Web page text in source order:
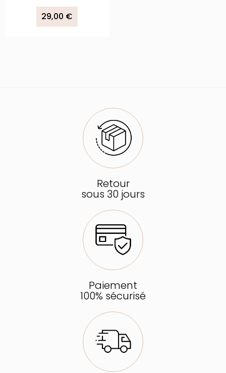
29,00 €
Retour
sous 30 jours
Paiement
100% sécurisé